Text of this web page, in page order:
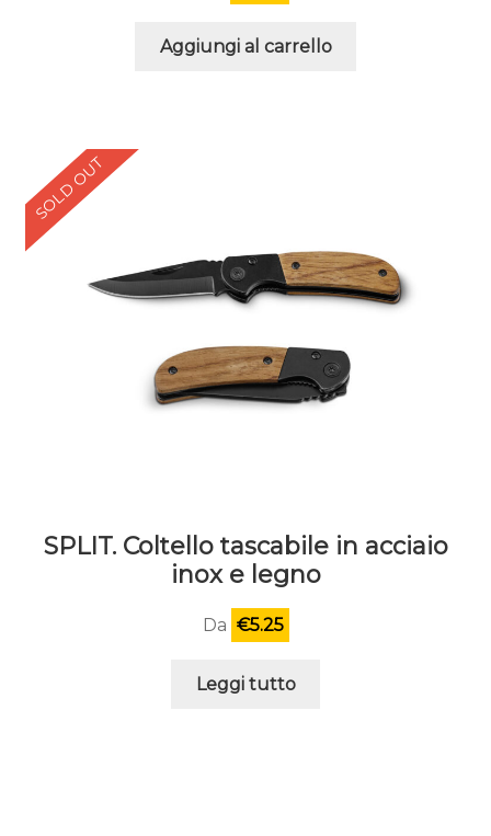
Aggiungi al carrello
SOLD OUT
SPLIT. Coltello tascabile in acciaio
inox e legno
Da €5.25
Leggi tutto